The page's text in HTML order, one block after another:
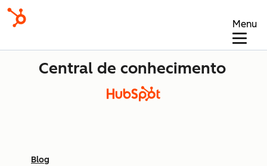
Menu
Central de conhecimento
Blog